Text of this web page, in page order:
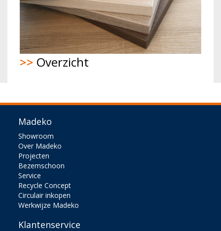
>> Overzicht
Madeko
Showroom
Over Madeko
Projecten
Bezemschoon
Service
Recycle Concept
Circulair inkopen
Werkwijze Madeko
Klantenservice